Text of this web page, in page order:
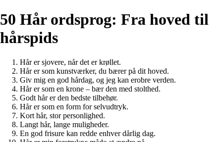
50 Hår ordsprog: Fra hoved til
hårspids
Hår er sjovere, når det er krøllet.
Hår er som kunstværker, du bærer på dit hoved.
Giv mig en god hårdag, og jeg kan erobre verden.
Hår er som en krone – bær den med stolthed.
Godt hår er den bedste tilbehør.
Hår er som en form for selvudtryk.
Kort hår, stor personlighed.
Langt hår, lange muligheder.
En god frisure kan redde enhver dårlig dag.